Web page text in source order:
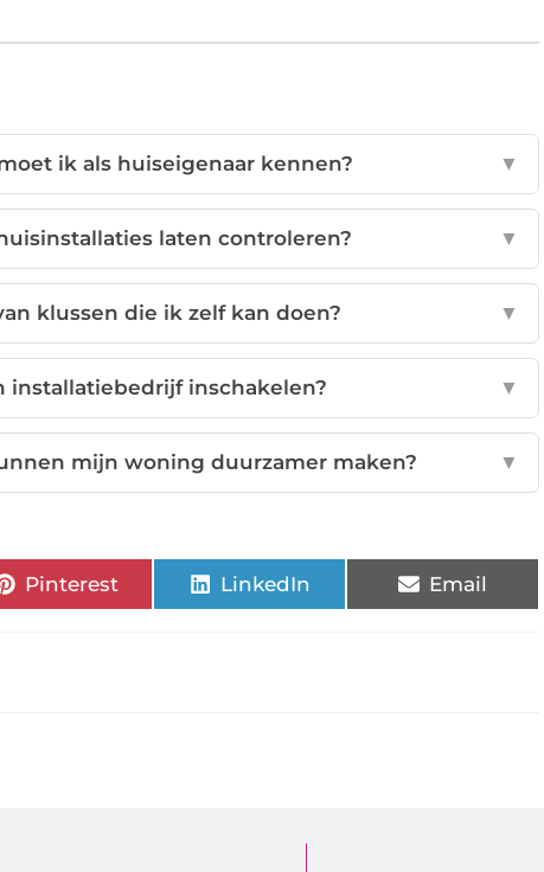
ik als huiseigenaar kennen? ▼
laten controleren? ▼
klussen die ik zelf kan doen? ▼
installatiebedrijf inschakelen? ▼
mijn woning duurzamer maken? ▼
Pinterest LinkedIn Email